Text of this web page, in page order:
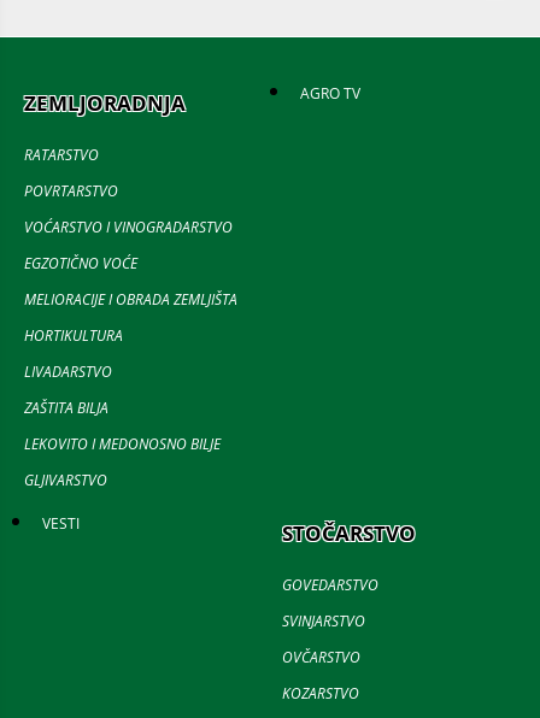
ZEMLJORADNJA
RATARSTVO
POVRTARSTVO
VOĆARSTVO I VINOGRADARSTVO
EGZOTIČNO VOĆE
MELIORACIJE I OBRADA ZEMLJIŠTA
HORTIKULTURA
LIVADARSTVO
ZAŠTITA BILJA
LEKOVITO I MEDONOSNO BILJE
GLJIVARSTVO
AGRO TV
VESTI STOČARSTVO
GOVEDARSTVO
SVINJARSTVO
OVČARSTVO
KOZARSTVO